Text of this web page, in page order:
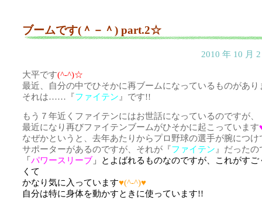
ブームです(＾－＾) part.2☆
2010 年 10 月
大平です(^-^)☆
最近、自分の中でひそかに再ブームになっているものがあり
それは……『ファイテン 』です!!
もう７年近くファイテンにはお世話になっているのですが、
最近になり再びファイテンブームがひそかに起こっています
なぜかというと、去年あたりからプロ野球の選手が腕につけ
サポーターがあるのですが、それが『ファイテン 』だったの
「パワースリーブ 」とよばれるものなのですが、これがす
くて
かなり気に入っています♥(^-^)♥
自分は特に身体を動かすときに使っています!!